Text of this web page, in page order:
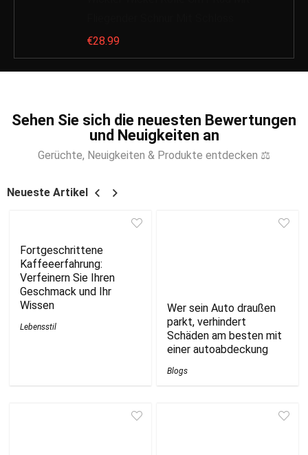
€28.99
Sehen Sie sich die neuesten Bewertungen
und Neuigkeiten an
Gerüchte, Neuigkeiten & Produkte entdecken ⚖
Neueste Artikel
Fortgeschrittene
Kaffeeerfahrung:
Verfeinern Sie Ihren
Geschmack und Ihr
Wissen
Lebensstil
Wer sein Auto draußen
parkt, verhindert
Schäden am besten mit
einer autoabdeckung
Blogs